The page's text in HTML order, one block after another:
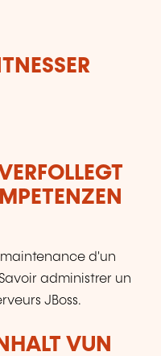
d'un
administrer un
JBoss.
VUN